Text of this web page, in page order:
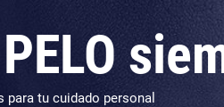
tu cuidado personal